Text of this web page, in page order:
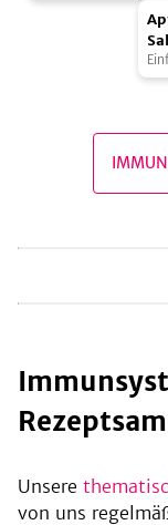
Immunsystem: beliebte
Unsere
von uns